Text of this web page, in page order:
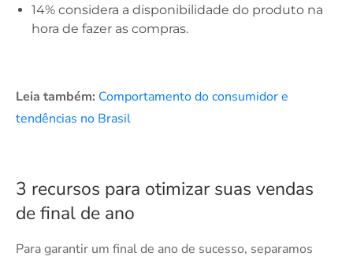
14% considera a disponibilidade do produto na
hora de fazer as compras.
Leia também: Comportamento do consumidor e
tendências no Brasil
3 recursos para otimizar suas vendas
de final de ano
Para garantir um final de ano de sucesso, separamos